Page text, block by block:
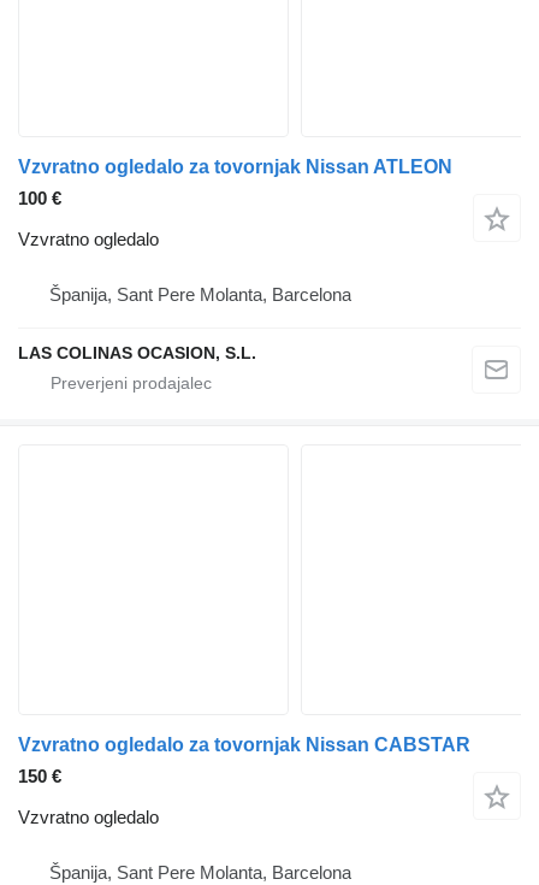
Vzvratno ogledalo za tovornjak Nissan ATLEON
100 €
Vzvratno ogledalo
Španija, Sant Pere Molanta, Barcelona
LAS COLINAS OCASION, S.L.
Vzvratno ogledalo za tovornjak Nissan CABSTAR
150 €
Vzvratno ogledalo
Španija, Sant Pere Molanta, Barcelona